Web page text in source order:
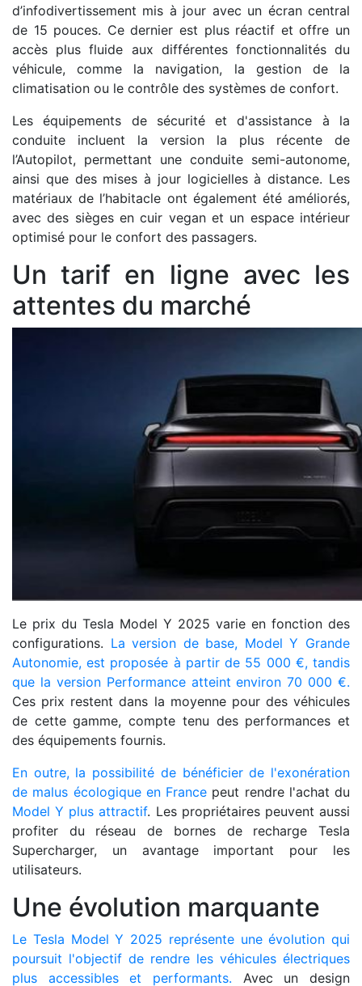
d’infodivertissement mis à jour avec un écran central
de 15 pouces. Ce dernier est plus réactif et offre un
accès plus fluide aux différentes fonctionnalités du
véhicule, comme la navigation, la gestion de la
climatisation ou le contrôle des systèmes de confort.
Les équipements de sécurité et d'assistance à la
conduite incluent la version la plus récente de
l’Autopilot, permettant une conduite semi-autonome,
ainsi que des mises à jour logicielles à distance. Les
matériaux de l’habitacle ont également été améliorés,
avec des sièges en cuir vegan et un espace intérieur
optimisé pour le confort des passagers.
Un tarif en ligne avec les
attentes du marché
Le prix du Tesla Model Y 2025 varie en fonction des
configurations. La version de base, Model Y Grande
Autonomie, est proposée à partir de 55 000 €, tandis
que la version Performance atteint environ 70 000 €.
Ces prix restent dans la moyenne pour des véhicules
de cette gamme, compte tenu des performances et
des équipements fournis.
En outre, la possibilité de bénéficier de l'exonération
de malus écologique en France peut rendre l'achat du
Model Y plus attractif. Les propriétaires peuvent aussi
profiter du réseau de bornes de recharge Tesla
Supercharger, un avantage important pour les
utilisateurs.
Une évolution marquante
Le Tesla Model Y 2025 représente une évolution qui
poursuit l'objectif de rendre les véhicules électriques
plus accessibles et performants. Avec un design